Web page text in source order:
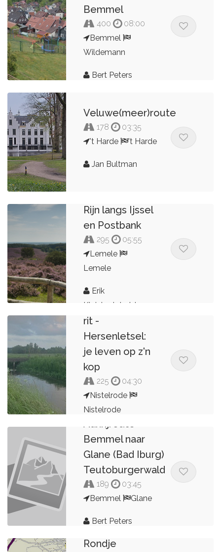
Bemmel
400
08:00
Bemmel
Wildemann
Bert Peters
Veluwe(meer)route
178
03:35
't Harde
't Harde
Jan Bultman
Rijn langs Ijssel
en Postbank
295
05:55
Lemele
Lemele
Erik
Kleinlugtebeld
MTC Nisseroi
Goede Doelen
rit -
Hersenletsel:
je leven op z'n
kop
225
04:30
Nistelrode
Nistelrode
MTC Nisseroi
Aanrijroute
Bemmel naar
Glane (Bad Iburg)
Teutoburgerwald
189
03:45
Bemmel
Glane
Bert Peters
Rondje